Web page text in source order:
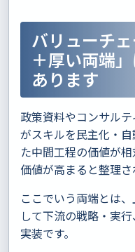
バリューチ
＋厚い両端
あります
政策資料やコンサル
がスキルを民主化・
た中間工程の価値が
価値が高まると整理さ
ここでいう両端とは
して下流の戦略・実
実装です。